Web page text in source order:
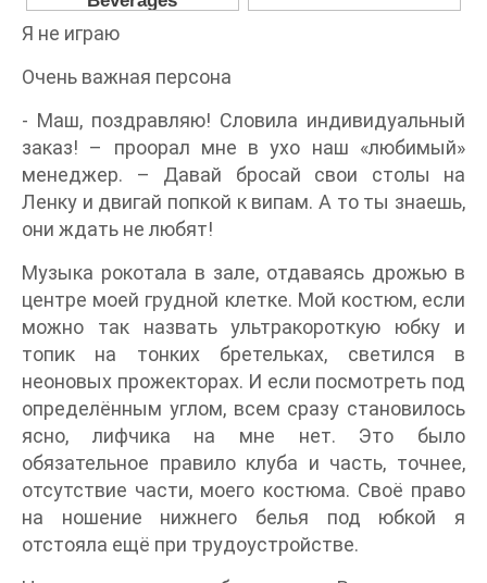
Я не играю
Очень важная персона
- Маш, поздравляю! Словила индивидуальный
заказ! – проорал мне в ухо наш «любимый»
менеджер. – Давай бросай свои столы на
Ленку и двигай попкой к випам. А то ты знаешь,
они ждать не любят!
Музыка рокотала в зале, отдаваясь дрожью в
центре моей грудной клетке. Мой костюм, если
можно так назвать ультракороткую юбку и
топик на тонких бретельках, светился в
неоновых прожекторах. И если посмотреть под
определённым углом, всем сразу становилось
ясно, лифчика на мне нет. Это было
обязательное правило клуба и часть, точнее,
отсутствие части, моего костюма. Своё право
на ношение нижнего белья под юбкой я
отстояла ещё при трудоустройстве.